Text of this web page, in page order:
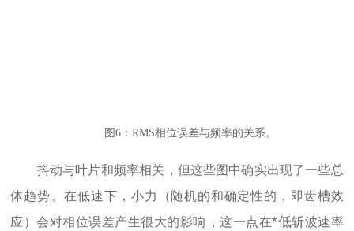
图6：RMS相位误差与频率的关系。
抖动与叶片和频率相关，但这些图中确实出现了一些总
体趋势。在低速下，小力（随机的和确定性的，即齿槽效
应）会对相位误差产生很大的影响，这一点在*低斩波速率